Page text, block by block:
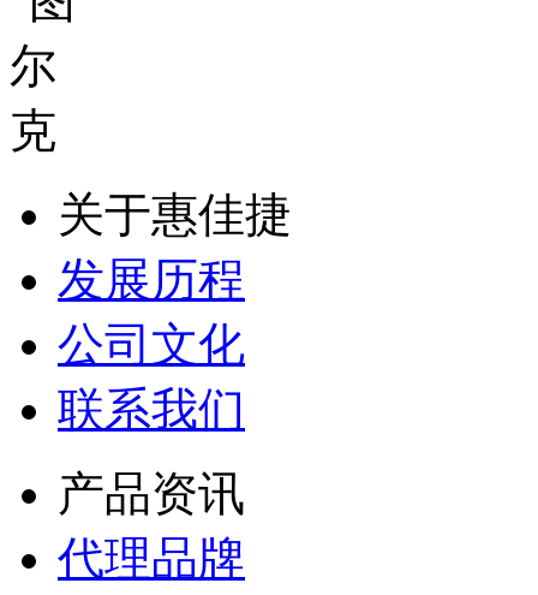
关于惠佳捷
发展历程
公司文化
联系我们
产品资讯
代理品牌